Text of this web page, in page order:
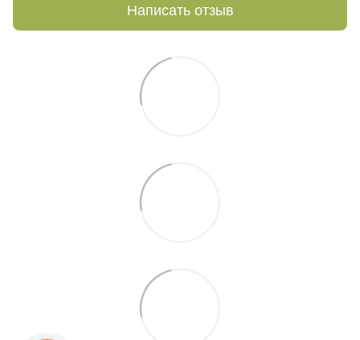
Написать отзыв